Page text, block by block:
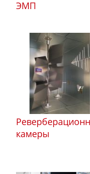
ЭМП
камеры